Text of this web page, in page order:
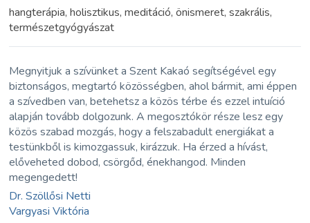
hangterápia, holisztikus, meditáció, önismeret, szakrális,
természetgyógyászat
Megnyitjuk a szívünket a Szent Kakaó segítségével egy
biztonságos, megtartó közösségben, ahol bármit, ami éppen
a szívedben van, betehetsz a közös térbe és ezzel intuíció
alapján tovább dolgozunk. A megosztókör része lesz egy
közös szabad mozgás, hogy a felszabadult energiákat a
testünkből is kimozgassuk, kirázzuk. Ha érzed a hívást,
előveheted dobod, csörgőd, énekhangod. Minden
megengedett!
Dr. Szöllősi Netti
Vargyasi Viktória